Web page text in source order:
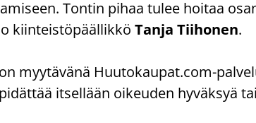
Ton­tin pihaa tulee hoi­taa
kiin­teis­tö­pääl­lik­kö Tanja Tii­ho­nen.
myy­tä­vä­nä Huu­to­kau­pat.com-​
it­sel­lään oi­keu­den hy­väk­syä